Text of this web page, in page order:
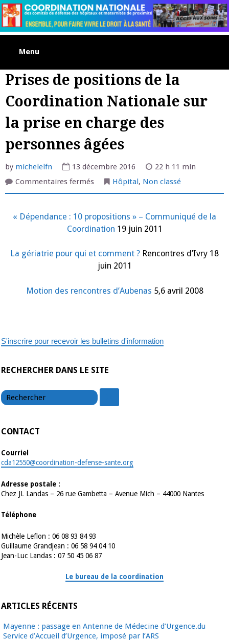
Skip
to
content
Menu
Prises de positions de la
Coordination Nationale sur
la prise en charge des
personnes âgées
by michelelfn 13 décembre 2016
22 h 11 min
Commentaires ferméssur
de
la
Coordination
Nationale
prise
charge
âgées
Hôpital, Non classé
« Dépendance : 10 propositions » – Communiqué de la
Coordination 19 juin 2011
La gériatrie pour qui et comment ? Rencontres d’Ivry 18
juin 2011
Motion des rencontres d’Aubenas 5,6 avril 2008
S'inscrire pour recevoir les bulletins d'information
RECHERCHER DANS LE SITE
CONTACT
Courriel
cda12550@coordination-defense-sante.org
Adresse postale :
Chez JL Landas – 26 rue Gambetta – Avenue Mich – 44000 Nantes
Téléphone
Michèle Leflon : 06 08 93 84 93
Guillaume Grandjean : 06 58 94 04 10
Jean-Luc Landas : 07 50 45 06 87
Le bureau de la coordination
ARTICLES RÉCENTS
Mayenne : passage en Antenne de Médecine d’Urgence.du
Service d’Accueil d’Urgence, imposé par l’ARS